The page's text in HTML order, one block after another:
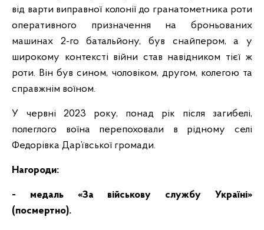
від варти виправної колонії до гранатометника роти
оперативного призначення на броньованих
машинах 2-го батальйону, був снайпером, а у
широкому контексті війни став навідником тієї ж
роти. Він був сином, чоловіком, другом, колегою та
справжнім воїном.
У червні 2023 року, понад рік після загибелі,
полеглого воїна перепоховали в рідному селі
Федорівка Дар’ївської громади.
Нагороди:
- медаль «За військову службу Україні»
(посмертно).